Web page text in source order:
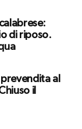
di riposo.
al
il